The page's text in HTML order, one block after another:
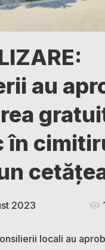
au
în
2023
locali au